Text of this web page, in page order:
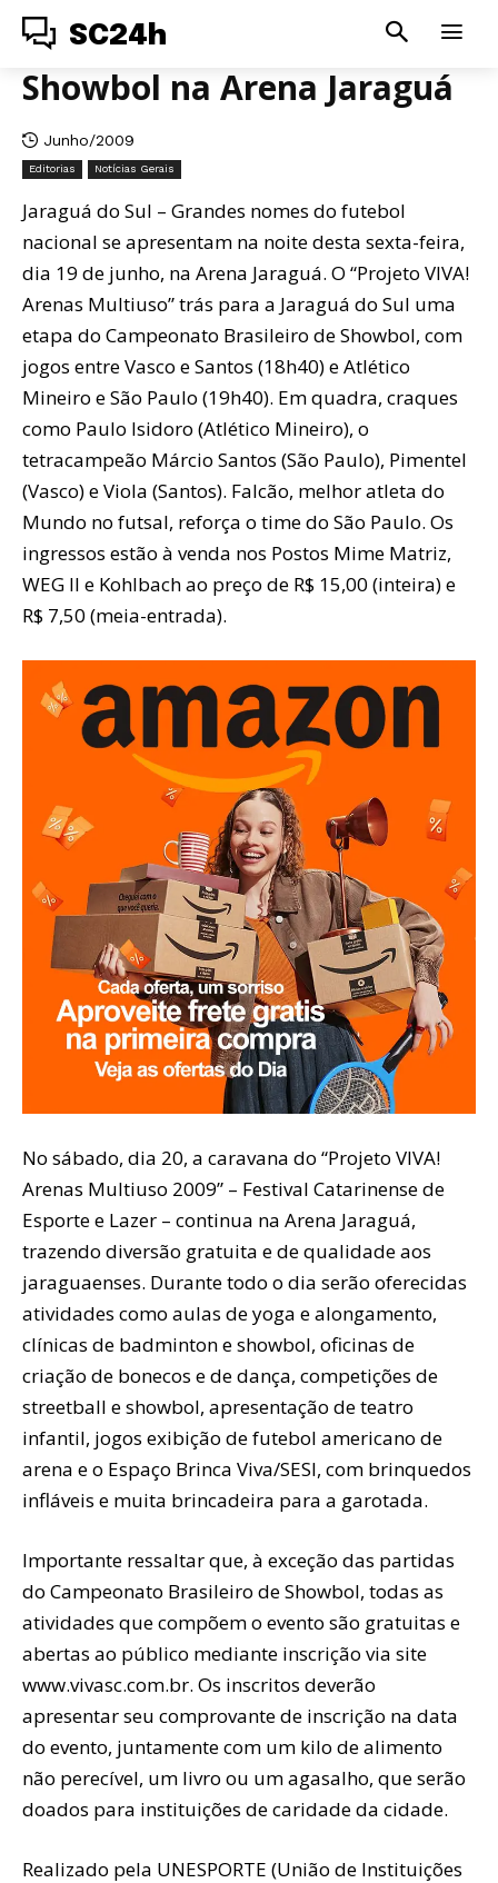
SC24h
Showbol na Arena Jaraguá
Junho/2009
Editorias Notícias Gerais
Jaraguá do Sul – Grandes nomes do futebol
nacional se apresentam na noite desta sexta-feira,
dia 19 de junho, na Arena Jaraguá. O “Projeto VIVA!
Arenas Multiuso” trás para a Jaraguá do Sul uma
etapa do Campeonato Brasileiro de Showbol, com
jogos entre Vasco e Santos (18h40) e Atlético
Mineiro e São Paulo (19h40). Em quadra, craques
como Paulo Isidoro (Atlético Mineiro), o
tetracampeão Márcio Santos (São Paulo), Pimentel
(Vasco) e Viola (Santos). Falcão, melhor atleta do
Mundo no futsal, reforça o time do São Paulo. Os
ingressos estão à venda nos Postos Mime Matriz,
WEG II e Kohlbach ao preço de R$ 15,00 (inteira) e
R$ 7,50 (meia-entrada).
No sábado, dia 20, a caravana do “Projeto VIVA!
Arenas Multiuso 2009” – Festival Catarinense de
Esporte e Lazer – continua na Arena Jaraguá,
trazendo diversão gratuita e de qualidade aos
jaraguaenses. Durante todo o dia serão oferecidas
atividades como aulas de yoga e alongamento,
clínicas de badminton e showbol, oficinas de
criação de bonecos e de dança, competições de
streetball e showbol, apresentação de teatro
infantil, jogos exibição de futebol americano de
arena e o Espaço Brinca Viva/SESI, com brinquedos
infláveis e muita brincadeira para a garotada.
Importante ressaltar que, à exceção das partidas
do Campeonato Brasileiro de Showbol, todas as
atividades que compõem o evento são gratuitas e
abertas ao público mediante inscrição via site
www.vivasc.com.br. Os inscritos deverão
apresentar seu comprovante de inscrição na data
do evento, juntamente com um kilo de alimento
não perecível, um livro ou um agasalho, que serão
doados para instituições de caridade da cidade.
Realizado pela UNESPORTE (União de Instituições